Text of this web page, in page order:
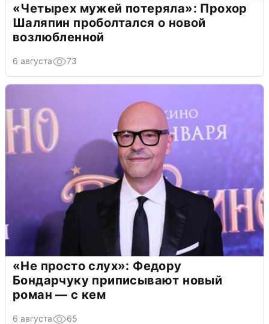
«Четырех мужей потеряла»: Прохор
Шаляпин проболтался о новой
возлюбленной
6 августа 73
«Не просто слух»: Федору
Бондарчуку приписывают новый
роман — с кем
6 августа 65